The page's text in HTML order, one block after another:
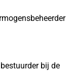
bij de